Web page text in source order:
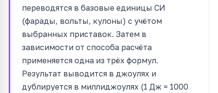
переводятся в базовые единицы СИ
(фарады, вольты, кулоны) с учётом
выбранных приставок. Затем в
зависимости от способа расчёта
применяется одна из трёх формул.
Результат выводится в джоулях и
дублируется в миллиджоулях (1 Дж = 1000